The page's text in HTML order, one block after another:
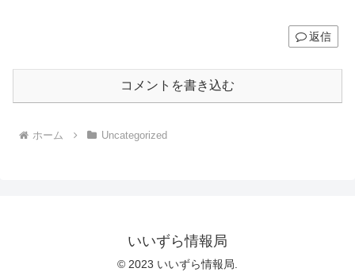
返信
コメントを書き込む
ホーム Uncategorized
いいずら情報局
© 2023 いいずら情報局.